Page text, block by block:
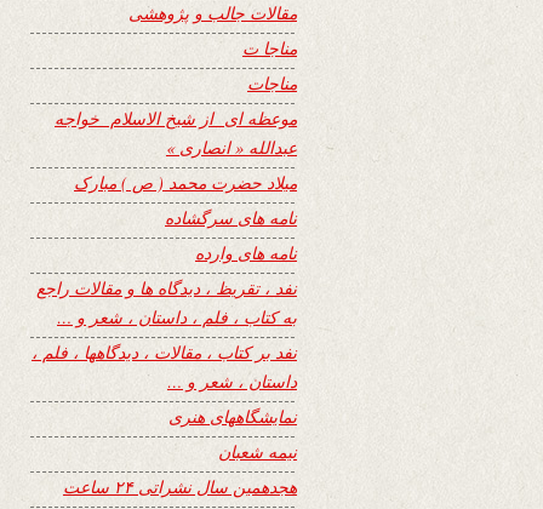
مقالات جالب و پژوهشی
مناجا ت
مناجات
موعظه ای از شیخ الاسلام خواجه
عبدالله « انصاری »
میلاد حضرت محمد ( ص ) مبارک
نامه های سرگشاده
نامه های وارده
نفد ، تقریظ ، دیدگاه ها و مقالات راجع
به کتاب ، فلم ، داستان ، شعر و …
نفد بر کتاب ، مقالات ، دیدگاهها ، فلم ،
داستان ، شعر و …
نمایشگاههای هنری
نیمه شعبان
هجدهمین سال نشراتی ۲۴ ساعت